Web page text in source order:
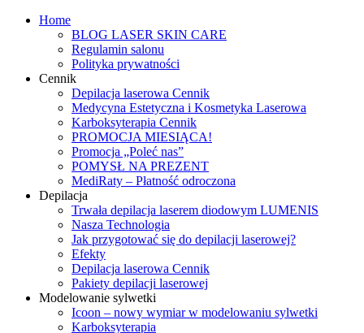
Home
BLOG LASER SKIN CARE
Regulamin salonu
Polityka prywatności
Cennik
Depilacja laserowa Cennik
Medycyna Estetyczna i Kosmetyka Laserowa
Karboksyterapia Cennik
PROMOCJA MIESIĄCA!
Promocja „Poleć nas”
POMYSŁ NA PREZENT
MediRaty – Płatność odroczona
Depilacja
Trwała depilacja laserem diodowym LUMENIS
Nasza Technologia
Jak przygotować się do depilacji laserowej?
Efekty
Depilacja laserowa Cennik
Pakiety depilacji laserowej
Modelowanie sylwetki
Icoon – nowy wymiar w modelowaniu sylwetki
Karboksyterapia